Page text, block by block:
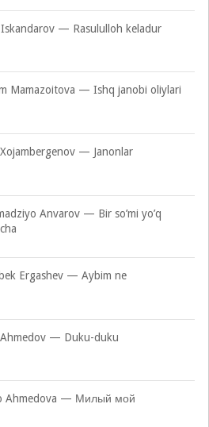
— Rasululloh keladur
Mamazoitova — Ishq janobi oliylari
— Janonlar
Anvarov — Bir so’mi yo’q
Ergashev — Aybim ne
Ahmedov — Duku-duku
Ahmedova — Милый мой